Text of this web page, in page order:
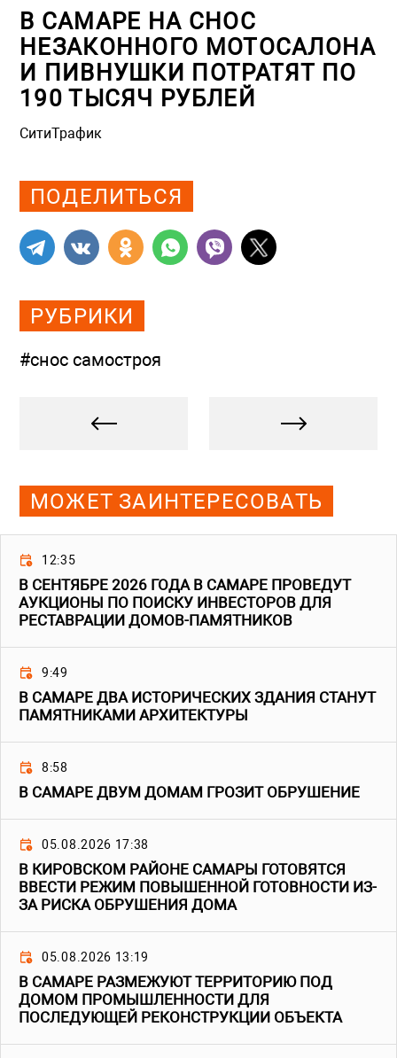
В САМАРЕ НА СНОС
НЕЗАКОННОГО МОТОСАЛОНА
И ПИВНУШКИ ПОТРАТЯТ ПО
190 ТЫСЯЧ РУБЛЕЙ
СитиТрафик
ПОДЕЛИТЬСЯ
РУБРИКИ
#снос самостроя
МОЖЕТ ЗАИНТЕРЕСОВАТЬ
12:35
В СЕНТЯБРЕ 2026 ГОДА В САМАРЕ ПРОВЕДУТ
АУКЦИОНЫ ПО ПОИСКУ ИНВЕСТОРОВ ДЛЯ
РЕСТАВРАЦИИ ДОМОВ-ПАМЯТНИКОВ
9:49
В САМАРЕ ДВА ИСТОРИЧЕСКИХ ЗДАНИЯ СТАНУТ
ПАМЯТНИКАМИ АРХИТЕКТУРЫ
8:58
В САМАРЕ ДВУМ ДОМАМ ГРОЗИТ ОБРУШЕНИЕ
05.08.2026 17:38
В КИРОВСКОМ РАЙОНЕ САМАРЫ ГОТОВЯТСЯ
ВВЕСТИ РЕЖИМ ПОВЫШЕННОЙ ГОТОВНОСТИ ИЗ-
ЗА РИСКА ОБРУШЕНИЯ ДОМА
05.08.2026 13:19
В САМАРЕ РАЗМЕЖУЮТ ТЕРРИТОРИЮ ПОД
ДОМОМ ПРОМЫШЛЕННОСТИ ДЛЯ
ПОСЛЕДУЮЩЕЙ РЕКОНСТРУКЦИИ ОБЪЕКТА